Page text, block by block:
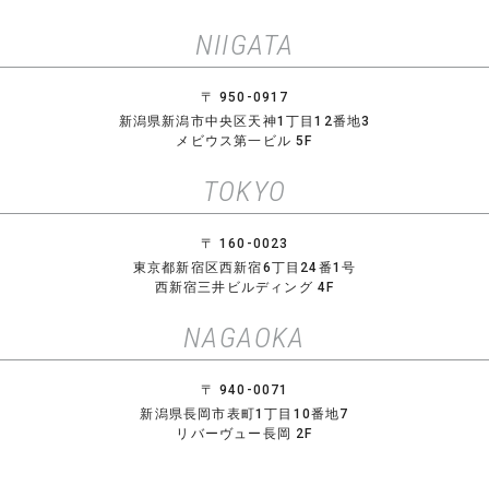
NIIGATA
〒 950-0917
新潟県新潟市中央区天神1丁目12番地3
メビウス第一ビル 5F
TOKYO
〒 160-0023
東京都新宿区西新宿6丁目24番1号
西新宿三井ビルディング 4F
NAGAOKA
〒 940-0071
新潟県長岡市表町1丁目10番地7
リバーヴュー長岡 2F